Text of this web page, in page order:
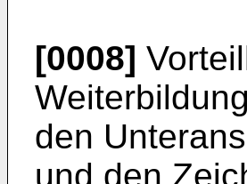
[0008]
den
und den